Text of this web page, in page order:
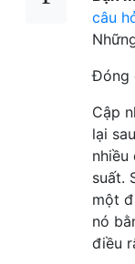
câu
Đóng
Cập
lại
nhiều
suất.
một
nó
điều